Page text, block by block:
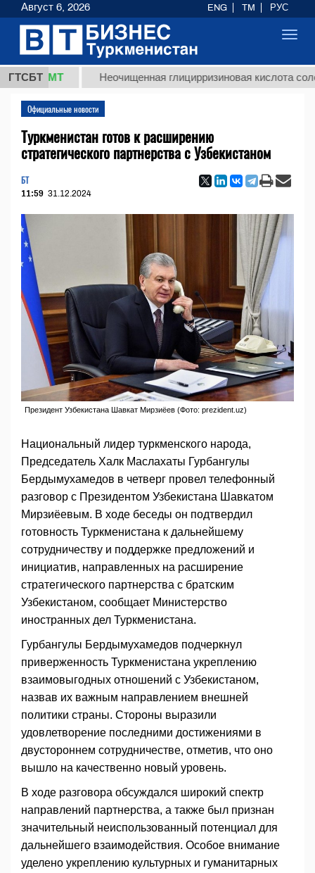
ГТСБТ
ТМТ Неочищенная глицирризиновая кислота
Официальные новости
Туркменистан готов к расширению
стратегического партнерства с Узбекистаном
БТ
11:59 31.12.2024
Президент Узбекистана Шавкат Мирзиёев (Фото: prezident.uz)
Национальный лидер туркменского народа,
Председатель Халк Маслахаты Гурбангулы
Бердымухамедов в четверг провел телефонный
разговор с Президентом Узбекистана Шавкатом
Мирзиёевым. В ходе беседы он подтвердил
готовность Туркменистана к дальнейшему
сотрудничеству и поддержке предложений и
инициатив, направленных на расширение
стратегического партнерства с братским
Узбекистаном, сообщает Министерство
иностранных дел Туркменистана.
Гурбангулы Бердымухамедов подчеркнул
приверженность Туркменистана укреплению
взаимовыгодных отношений с Узбекистаном,
назвав их важным направлением внешней
политики страны. Стороны выразили
удовлетворение последними достижениями в
двустороннем сотрудничестве, отметив, что оно
вышло на качественно новый уровень.
В ходе разговора обсуждался широкий спектр
направлений партнерства, а также был признан
значительный неиспользованный потенциал для
дальнейшего взаимодействия. Особое внимание
уделено укреплению культурных и гуманитарных
Август 6, 2026 ENG TM РУС